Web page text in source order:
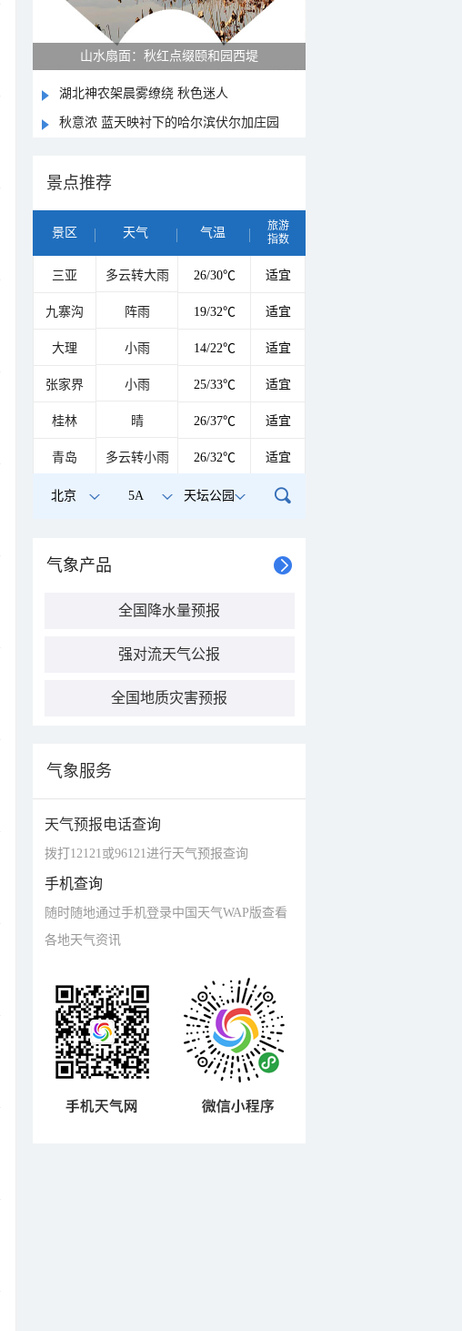
山水扇面：秋红点缀颐和园西堤
湖北神农架晨雾缭绕 秋色迷人
秋意浓 蓝天映衬下的哈尔滨伏尔加庄园
景点推荐
景区 天气 气温
旅游
指数
三亚 多云转大雨 26/30℃ 适宜
九寨沟 阵雨 19/32℃ 适宜
大理 小雨 14/22℃ 适宜
张家界 小雨 25/33℃ 适宜
桂林 晴 26/37℃ 适宜
青岛 多云转小雨 26/32℃ 适宜
北京 5A 天坛公园
气象产品
全国降水量预报
强对流天气公报
全国地质灾害预报
气象服务
天气预报电话查询
拨打12121或96121进行天气预报查询
手机查询
随时随地通过手机登录中国天气WAP版查看
各地天气资讯